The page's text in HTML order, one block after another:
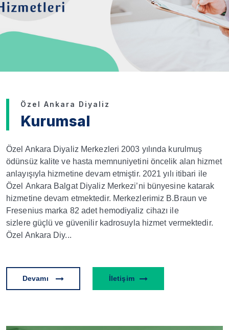
Özel Ankara Diyaliz
Kurumsal
Özel Ankara Diyaliz Merkezleri 2003 yılında kurulmuş
ödünsüz kalite ve hasta memnuniyetini öncelik alan hizmet
anlayışıyla hizmetine devam etmiştir. 2021 yılı itibari ile
Özel Ankara Balgat Diyaliz Merkezi’ni bünyesine katarak
hizmetine devam etmektedir. Merkezlerimiz B.Braun ve
Fresenius marka 82 adet hemodiyaliz cihazı ile
sizlere güçlü ve güvenilir kadrosuyla hizmet vermektedir.
Özel Ankara Diy...
Devamı İletişim